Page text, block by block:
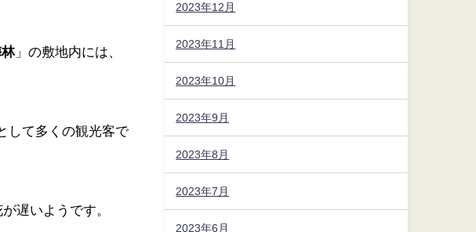
」の敷地内には、
して多くの観光客で
遅いようです。
2023年12月
2023年11月
2023年10月
2023年9月
2023年8月
2023年7月
2023年6月